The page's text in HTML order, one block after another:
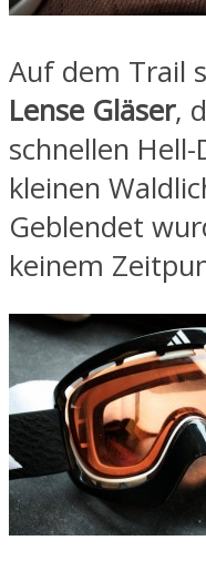
Auf dem Trail
Lense Gläser,
schnellen
kleinen
Geblendet
keinem